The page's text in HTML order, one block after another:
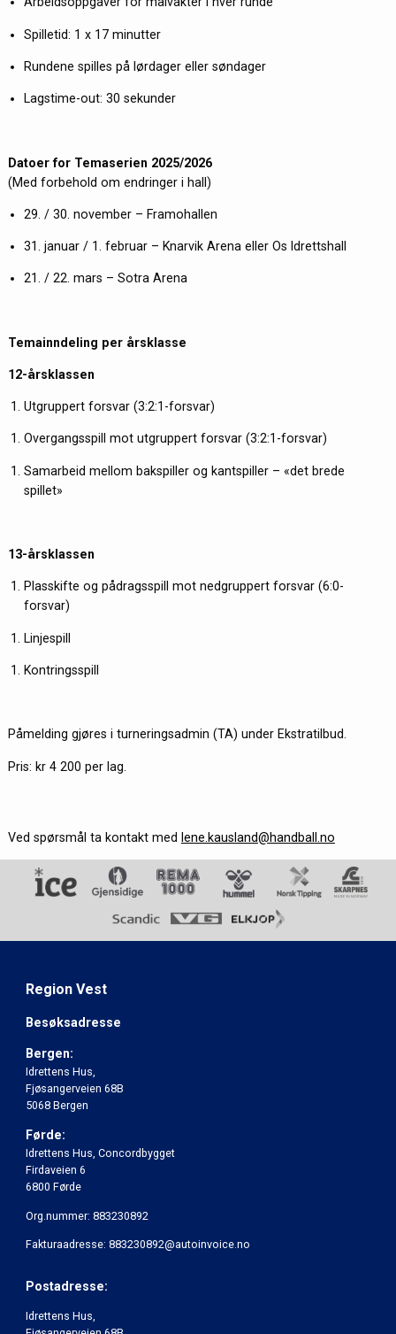
Spilletid: 1 x 17 minutter
Rundene spilles på lørdager eller søndager
Lagstime-out: 30 sekunder
Datoer for Temaserien 2025/2026
(Med forbehold om endringer i hall)
29. / 30. november – Framohallen
31. januar / 1. februar – Knarvik Arena eller Os Idrettshall
21. / 22. mars – Sotra Arena
Temainndeling per årsklasse
12-årsklassen
Utgruppert forsvar (3:2:1-forsvar)
Overgangsspill mot utgruppert forsvar (3:2:1-forsvar)
Samarbeid mellom bakspiller og kantspiller – «det brede
spillet»
13-årsklassen
Plasskifte og pådragsspill mot nedgruppert forsvar (6:0-
forsvar)
Linjespill
Kontringsspill
Påmelding gjøres i turneringsadmin (TA) under Ekstratilbud.
Pris: kr 4 200 per lag.
Ved spørsmål ta kontakt med lene.kausland@handball.no
Region Vest
Besøksadresse
Bergen:
Idrettens Hus,
Fjøsangerveien 68B
5068 Bergen
Førde:
Idrettens Hus, Concordbygget
Firdaveien 6
6800 Førde
Org.nummer: 883230892
Fakturaadresse: 883230892@autoinvoice.no
Postadresse:
Idrettens Hus,